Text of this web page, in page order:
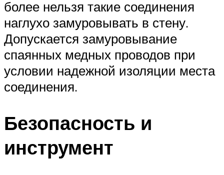
более нельзя такие соединения
наглухо замуровывать в стену.
Допускается замуровывание
спаянных медных проводов при
условии надежной изоляции места
соединения.
Безопасность и
инструмент